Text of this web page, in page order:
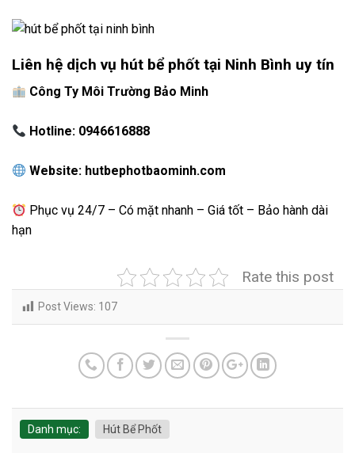
Liên hệ dịch vụ hút bể phốt tại Ninh Bình uy tín
Công Ty Môi Trường Bảo Minh
Hotline: 0946616888
Website: hutbephotbaominh.com
Phục vụ 24/7 – Có mặt nhanh – Giá tốt – Bảo hành dài
hạn
Rate this post
Post Views: 107
Danh mục: Hút Bể Phốt